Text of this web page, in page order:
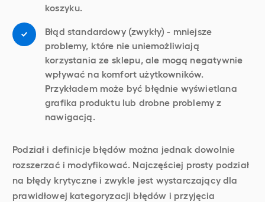
koszyku.
Błąd standardowy (zwykły) - mniejsze
problemy, które nie uniemożliwiają
korzystania ze sklepu, ale mogą negatywnie
wpływać na komfort użytkowników.
Przykładem może być błędnie wyświetlana
grafika produktu lub drobne problemy z
nawigacją.
Podział i definicje błędów można jednak dowolnie
rozszerzać i modyfikować. Najczęściej prosty podział
na błędy krytyczne i zwykle jest wystarczający dla
prawidłowej kategoryzacji błędów i przyjęcia